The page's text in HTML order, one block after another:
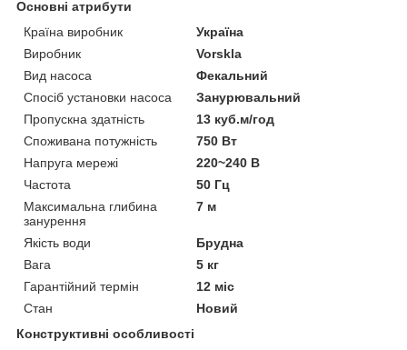
Основні атрибути
Країна виробник
Україна
Виробник
Vorskla
Вид насоса
Фекальний
Спосіб установки насоса
Занурювальний
Пропускна здатність
13 куб.м/год
Споживана потужність
750 Вт
Напруга мережі
220~240 В
Частота
50 Гц
Максимальна глибина
занурення
7 м
Якість води
Брудна
Вага
5 кг
Гарантійний термін
12 міс
Стан
Новий
Конструктивні особливості